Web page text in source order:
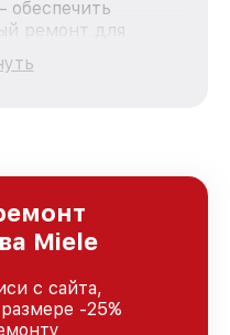
ремонт для
Miele, вне
поломки. Мы
Miele
с сайта,
-25%